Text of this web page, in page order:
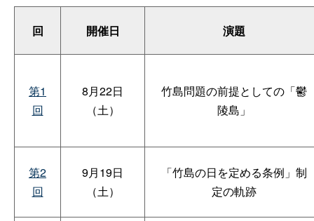
回 開催日 演題
第1
回
8月22日
（土）
竹島問題の前提としての「鬱
陵島」
第2
回
9月19日
（土）
「竹島の日を定める条例」制
定の軌跡